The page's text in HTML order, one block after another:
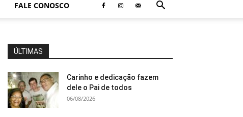
FALE CONOSCO
ÚLTIMAS
Carinho e dedicação fazem
dele o Pai de todos
06/08/2026